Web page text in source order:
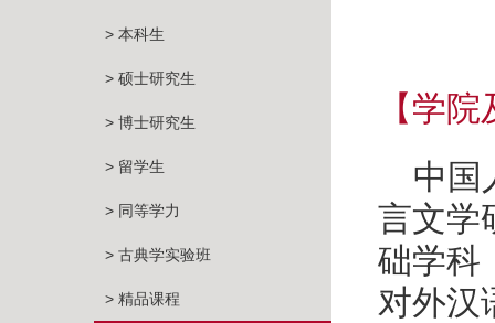
> 本科生
> 硕士研究生
> 博士研究生
> 留学生
> 同等学力
> 古典学实验班
> 精品课程
【学
中国
言文学
础学科
对外汉